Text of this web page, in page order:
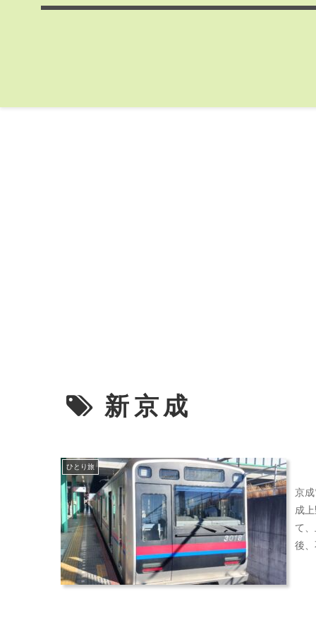
新京成
ひとり旅
京
成
て
後